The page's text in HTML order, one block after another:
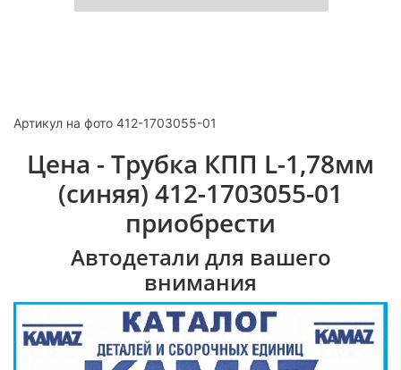
Артикул на фото 412-1703055-01
Цена - Трубка КПП L-1,78мм
(синяя) 412-1703055-01
приобрести
Автодетали для вашего
внимания